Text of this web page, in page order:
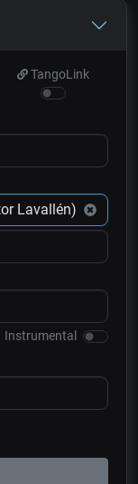
TangoLink
Instrumental